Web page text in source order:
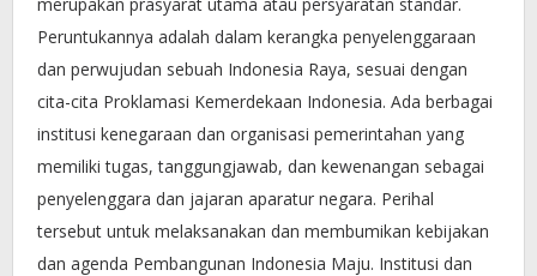
Peruntukannya adalah dalam kerangka penyelenggaraan
dan perwujudan sebuah Indonesia Raya, sesuai dengan
cita-cita Proklamasi Kemerdekaan Indonesia. Ada berbagai
institusi kenegaraan dan organisasi pemerintahan yang
memiliki tugas, tanggungjawab, dan kewenangan sebagai
penyelenggara dan jajaran aparatur negara. Perihal
tersebut untuk melaksanakan dan membumikan kebijakan
dan agenda Pembangunan Indonesia Maju. Institusi dan